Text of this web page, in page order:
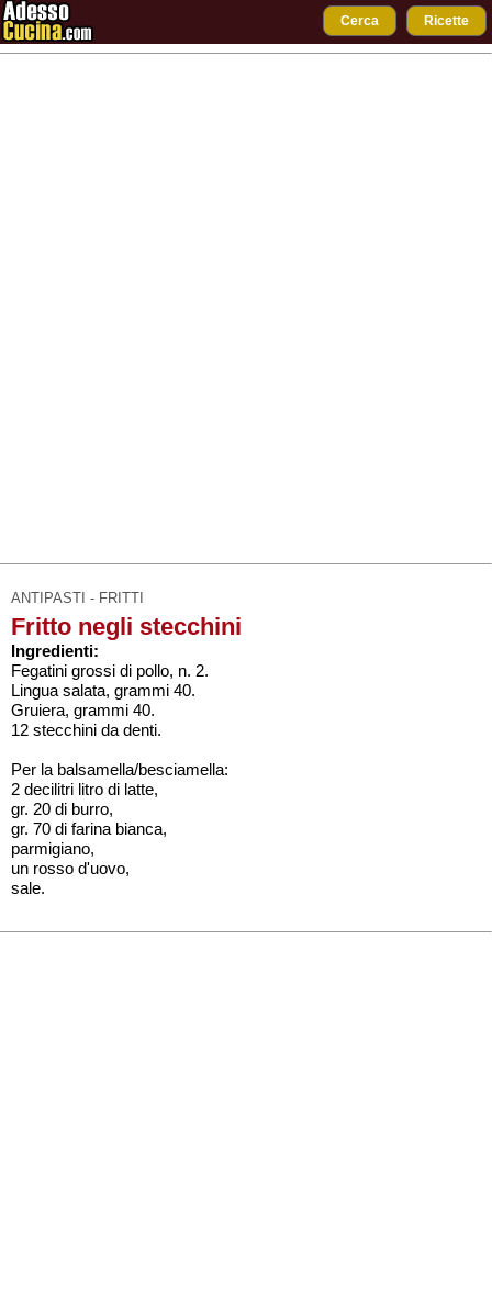
Cerca Ricette
ANTIPASTI - FRITTI
Fritto negli stecchini
Ingredienti:
Fegatini grossi di pollo, n. 2.
Lingua salata, grammi 40.
Gruiera, grammi 40.
12 stecchini da denti.
Per la balsamella/besciamella:
2 decilitri litro di latte,
gr. 20 di burro,
gr. 70 di farina bianca,
parmigiano,
un rosso d'uovo,
sale.